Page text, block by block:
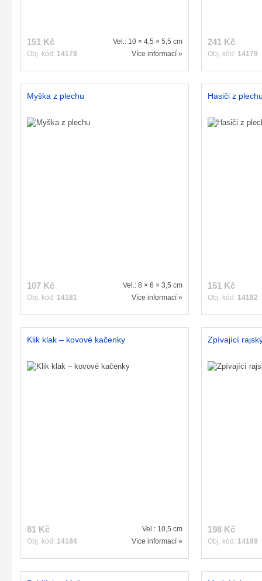
151 Kč
Obj. kód: 14178
Vel.: 10 × 4,5 × 5,5 cm
Více informací »
241 Kč
Obj. kód: 14179
Myška z plechu
107 Kč
Obj. kód: 14181
Vel.: 8 × 6 × 3,5 cm
Více informací »
Hasiči z
151 Kč
Obj. kód: 14182
Klik klak – kovové kačenky
81 Kč
Obj. kód: 14184
Vel.: 10,5 cm
Více informací »
Zpívající
198 Kč
Obj. kód: 14189